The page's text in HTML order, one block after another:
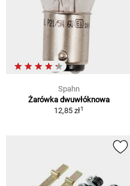
Spahn
Żarówka dwuwłóknowa
12,85 zł1